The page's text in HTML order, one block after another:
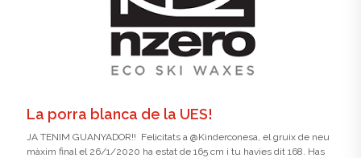
La porra blanca de la UES!
JA TENIM GUANYADOR!! Felicitats a @Kinderconesa, el gruix de neu
màxim final el 26/1/2020 ha estat de 165 cm i tu havies dit 168. Has